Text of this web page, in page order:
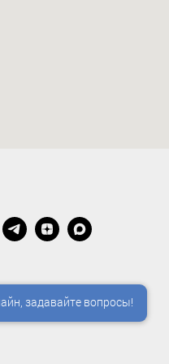
задавайте вопросы!